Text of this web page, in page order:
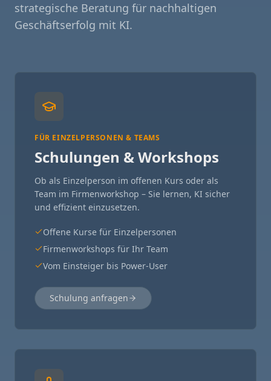
strategische Beratung für nachhaltigen
Geschäftserfolg mit KI.
FÜR EINZELPERSONEN & TEAMS
Schulungen & Workshops
Ob als Einzelperson im offenen Kurs oder als
Team im Firmenworkshop – Sie lernen, KI sicher
und effizient einzusetzen.
Offene Kurse für Einzelpersonen
Firmenworkshops für Ihr Team
Vom Einsteiger bis Power-User
Schulung anfragen